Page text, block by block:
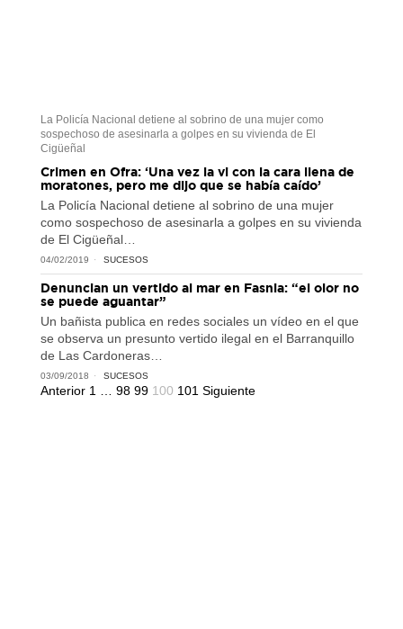
La Policía Nacional detiene al sobrino de una mujer como
sospechoso de asesinarla a golpes en su vivienda de El
Cigüeñal
Crimen en Ofra: ‘Una vez la vi con la cara llena de
moratones, pero me dijo que se había caído’
La Policía Nacional detiene al sobrino de una mujer
como sospechoso de asesinarla a golpes en su vivienda
de El Cigüeñal…
04/02/2019 SUCESOS
Denuncian un vertido al mar en Fasnia: “el olor no
se puede aguantar”
Un bañista publica en redes sociales un vídeo en el que
se observa un presunto vertido ilegal en el Barranquillo
de Las Cardoneras…
03/09/2018 SUCESOS
Anterior 1 … 98 99 100 101 Siguiente